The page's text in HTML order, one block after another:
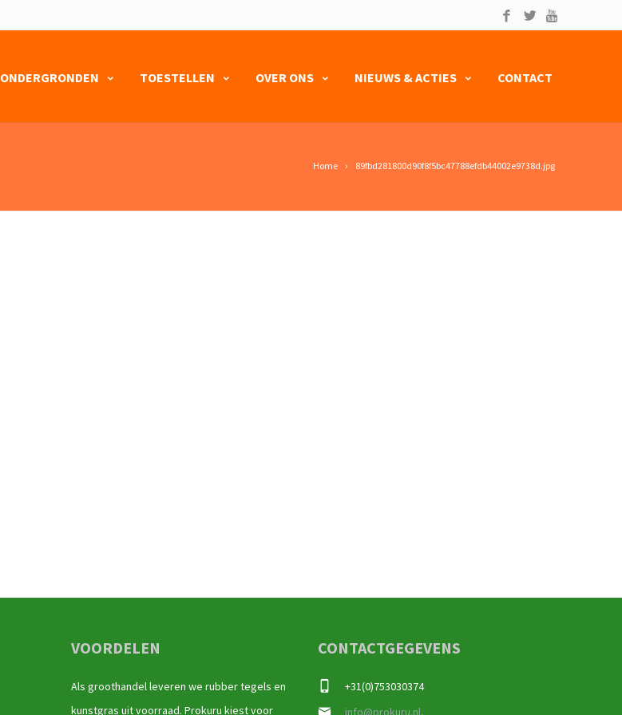
ONDERGRONDEN TOESTELLEN OVER ONS NIEUWS & ACTIES CONTACT
Home 89fbd281800d90f8f5bc47788efdb44002e9738d.jpg
VOORDELEN
Als groothandel leveren we rubber tegels en
kunstgras uit voorraad. Prokuru kiest voor
CONTACTGEGEVENS
+31(0)753030374
info@prokuru.nl,